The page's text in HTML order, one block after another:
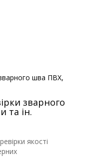
зварного
та ін.
якості